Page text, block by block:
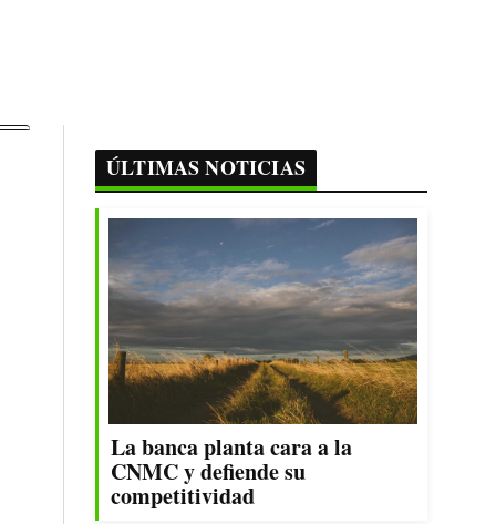
ÚLTIMAS NOTICIAS
La banca planta cara a la
CNMC y defiende su
competitividad